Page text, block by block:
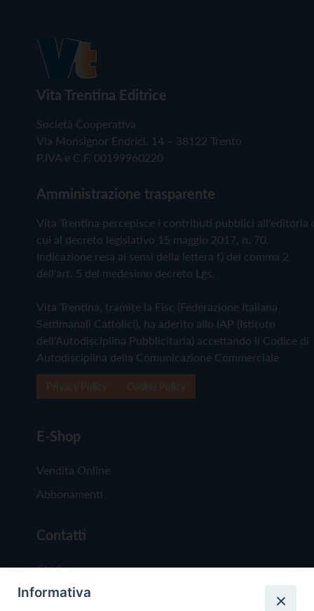
Vita Trentina Editrice
Società Cooperativa
Via Monsignor Endrici, 14 – 38122 Trento
P.IVA e C.F. 00199960220
Amministrazione trasparente
Vita Trentina percepisce i contributi pubblici all'editoria
cui al decreto legislativo 15 maggio 2017, n. 70.
Indicazione resa ai sensi della lettera f) del comma 2
dell'art. 5 del medesimo decreto Lgs.
Vita Trentina, tramite la Fisc (Federazione Italiana
Settimanali Cattolici), ha aderito allo IAP (Istituto
dell'Autodisciplina Pubblicitaria) accettando il Codice di
Autodisciplina della Comunicazione Commerciale
E-Shop
Vendita Online
Abbonamenti
Contatti
Chi Siamo
Redazione
Informativa